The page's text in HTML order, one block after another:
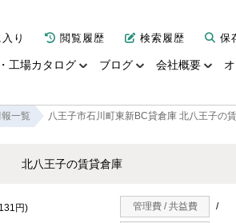
り 閲覧履歴 検索履歴 保
工場カタログ ブログ 会社概要
一覧 八王子市石川町東新BC貸倉庫 北八王子の
北八王子の賃貸倉庫
円) 管理費 / 共益費 /